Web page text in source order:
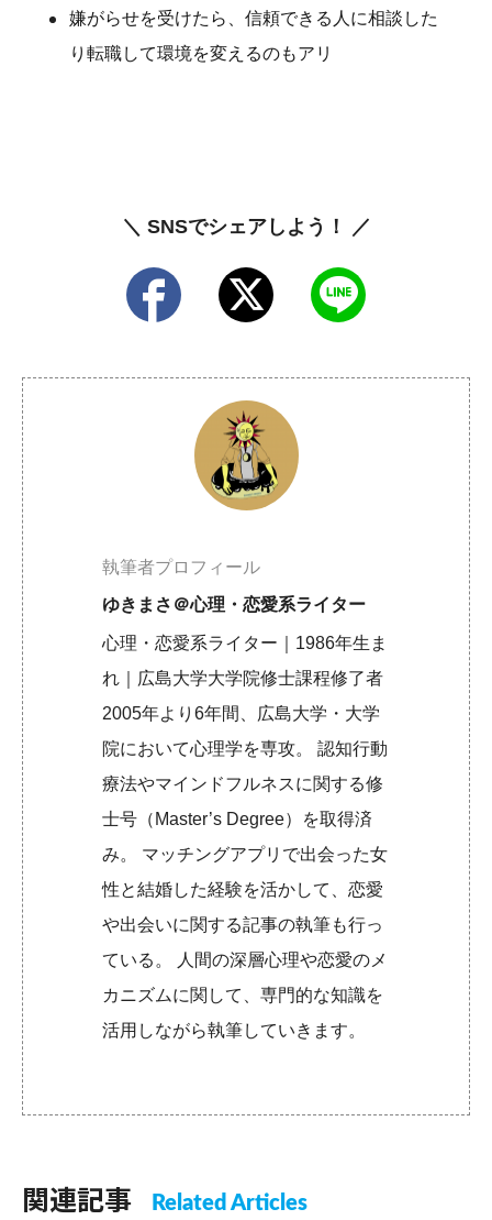
嫌がらせを受けたら、信頼できる人に相談した
り転職して環境を変えるのもアリ
＼ SNSでシェアしよう！ ／
執筆者プロフィール
ゆきまさ＠心理・恋愛系ライター
心理・恋愛系ライター｜1986年生ま
れ｜広島大学大学院修士課程修了者
2005年より6年間、広島大学・大学
院において心理学を専攻。 認知行動
療法やマインドフルネスに関する修
士号（Master’s Degree）を取得済
み。 マッチングアプリで出会った女
性と結婚した経験を活かして、恋愛
や出会いに関する記事の執筆も行っ
ている。 人間の深層心理や恋愛のメ
カニズムに関して、専門的な知識を
活用しながら執筆していきます。
関連記事 Related Articles